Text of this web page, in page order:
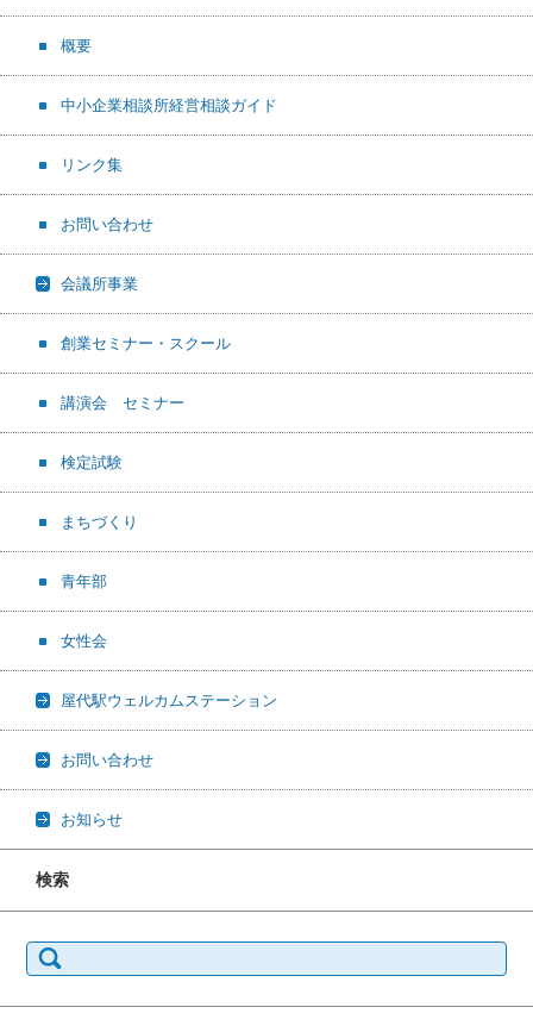
概要
中小企業相談所経営相談ガイド
リンク集
お問い合わせ
会議所事業
創業セミナー・スクール
講演会 セミナー
検定試験
まちづくり
青年部
女性会
屋代駅ウェルカムステーション
お問い合わせ
お知らせ
検索
索: